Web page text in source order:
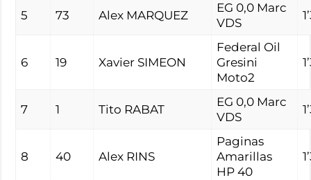
5 73 Alex MARQUEZ
EG 0,0 Marc
VDS
6 19 Xavier SIMEON
Federal Oil
Gresini
Moto2
7 1 Tito RABAT
EG 0,0 Marc
VDS
8 40 Alex RINS
Paginas
Amarillas
HP 40